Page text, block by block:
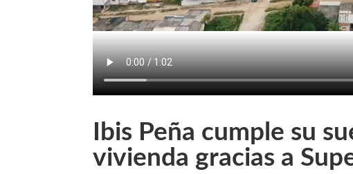
Ibis Peña cumple su
vivienda gracias a